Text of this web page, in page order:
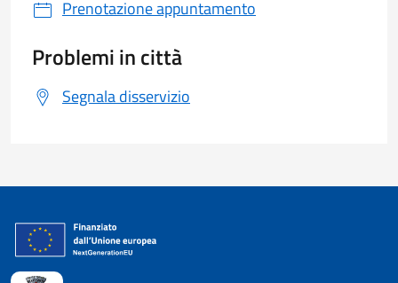
Prenotazione appuntamento
Problemi in città
Segnala disservizio